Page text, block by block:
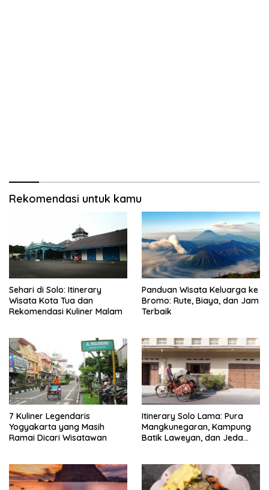
Rekomendasi untuk kamu
Sehari di Solo: Itinerary
Wisata Kota Tua dan
Rekomendasi Kuliner Malam
Panduan Wisata Keluarga ke
Bromo: Rute, Biaya, dan Jam
Terbaik
7 Kuliner Legendaris
Yogyakarta yang Masih
Ramai Dicari Wisatawan
Itinerary Solo Lama: Pura
Mangkunegaran, Kampung
Batik Laweyan, dan Jeda